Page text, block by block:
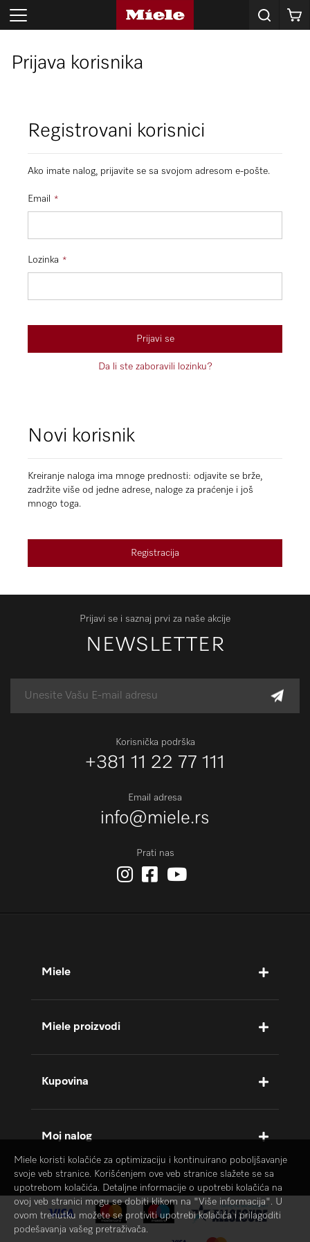
Korpa
Prijava korisnika
Registrovani korisnici
Ako imate nalog, prijavite se sa svojom adresom e-pošte.
Email
Lozinka
Prijavi se
Da li ste zaboravili lozinku?
Novi korisnik
Kreiranje naloga ima mnoge prednosti: odjavite se brže,
zadržite više od jedne adrese, naloge za praćenje i još
mnogo toga.
Registracija
Prijavi se i saznaj prvi za naše akcije
NEWSLETTER
Korisnička podrška
+381 11 22 77 111
Email adresa
info@miele.rs
Prati nas
Miele
Miele proizvodi
Kupovina
Moj nalog
Miele koristi kolačiće za optimizaciju i kontinuirano poboljšavanje
svoje veb stranice. Korišćenjem ove veb stranice slažete se sa
upotrebom kolačića. Detaljne informacije o upotrebi kolačića na
ovoj veb stranici mogu se dobiti klikom na "Više informacija". U
ovom trenutku možete se protiviti upotrebi kolačića i prilagoditi
podešavanja vašeg pretraživača.